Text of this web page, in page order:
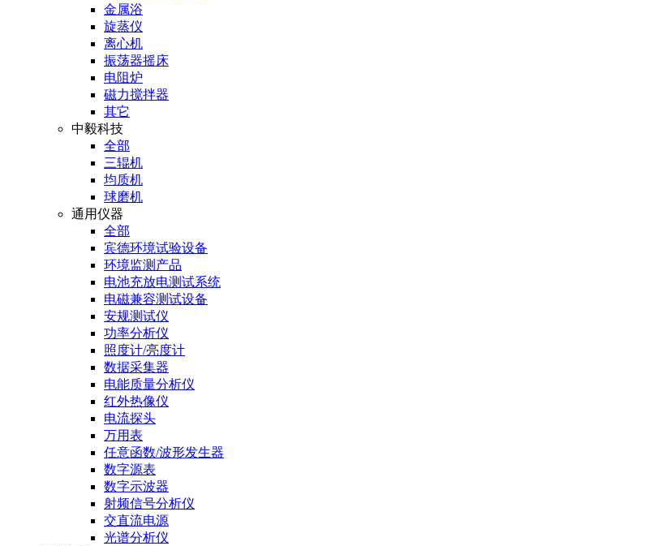
金属浴
旋蒸仪
离心机
振荡器摇床
电阻炉
磁力搅拌器
其它
中毅科技
全部
三辊机
均质机
球磨机
通用仪器
全部
宾德环境试验设备
环境监测产品
电池充放电测试系统
电磁兼容测试设备
安规测试仪
功率分析仪
照度计/亮度计
数据采集器
电能质量分析仪
红外热像仪
电流探头
万用表
任意函数/波形发生器
数字源表
数字示波器
射频信号分析仪
交直流电源
光谱分析仪